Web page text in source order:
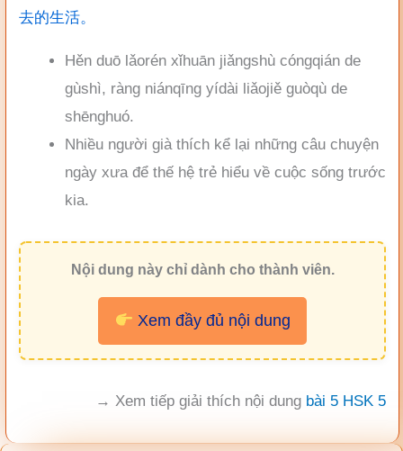
去的生活。
Hěn duō lǎorén xǐhuān jiǎngshù cóngqián de
gùshì, ràng niánqīng yídài liǎojiě guòqù de
shēnghuó.
Nhiều người già thích kể lại những câu chuyện
ngày xưa để thế hệ trẻ hiểu về cuộc sống trước
kia.
Nội dung này chỉ dành cho thành viên.
Xem đầy đủ nội dung
→ Xem tiếp giải thích nội dung bài 5 HSK 5